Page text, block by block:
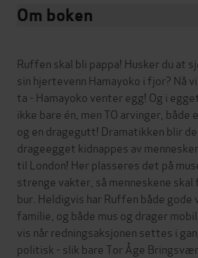
Om boken
Ruffen skal bli pappa! Husker du at
sin hjertevenn Hamayoko i fjor? Nå
ta - Hamayoko venter egg! Og i
ikke bare én, men TO arvinger,
og en dragegutt! Dramatikken blir
drageegget kidnappes av
til London! Her plasseres det på
strenge vakter, så menneskene skal
bur. Heldigvis har Ruffen både gode
familie, og både mus og drager
vis når redningsaksjonen settes i
politisk - slik bare Tor Åge